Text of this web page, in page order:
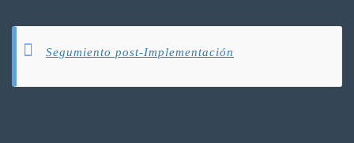
Segumiento post-Implementación